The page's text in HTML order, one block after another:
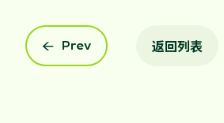
 Prev 返回列表